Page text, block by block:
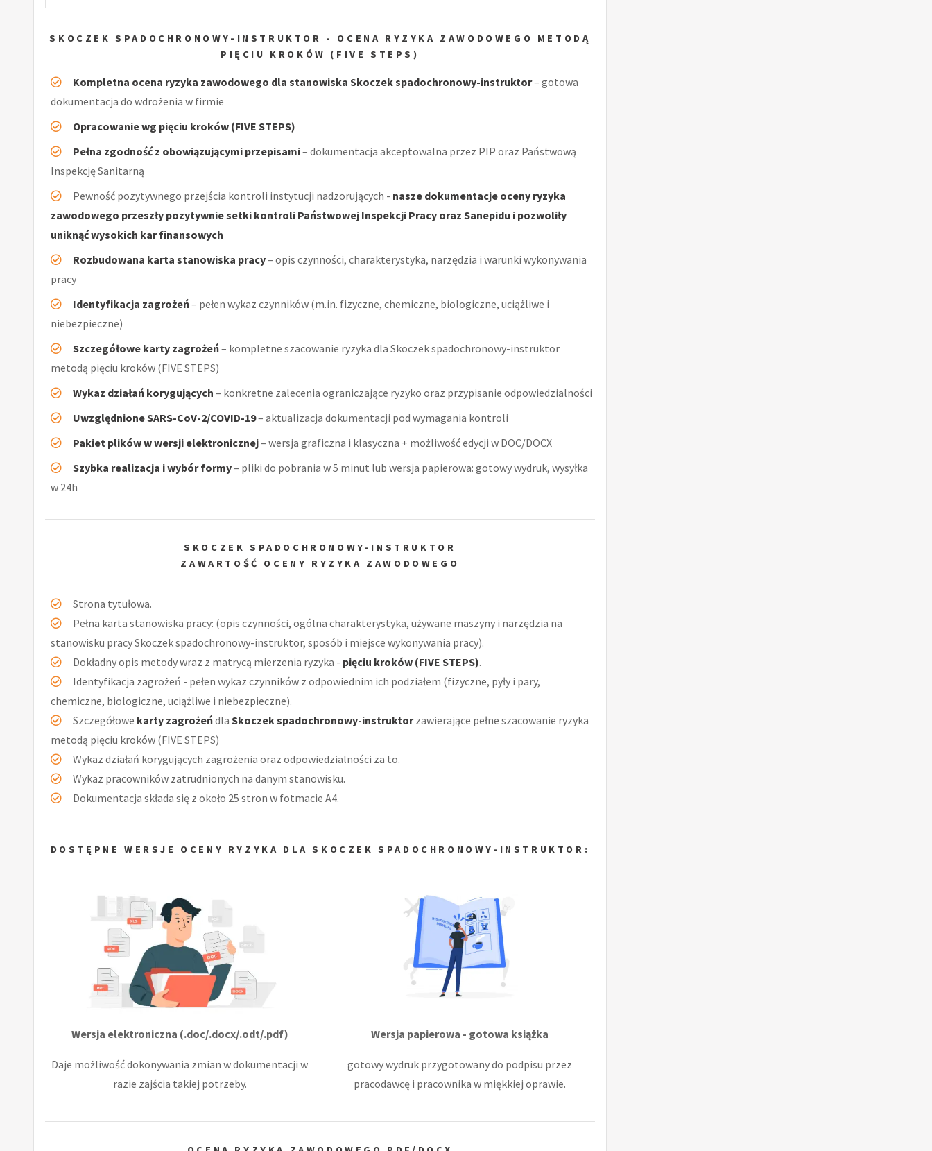
SKOCZEK SPADOCHRONOWY-INSTRUKTOR - OCENA RYZYKA ZAWODOWEGO METODĄ
PIĘCIU KROKÓW (FIVE STEPS)
Kompletna ocena ryzyka zawodowego dla stanowiska Skoczek spadochronowy-instruktor– gotowa
dokumentacja do wdrożenia w firmie
Opracowanie wg pięciu kroków (FIVE STEPS)
Pełna zgodność z obowiązującymi przepisami– dokumentacja akceptowalna przez PIP oraz Państwową
Inspekcję Sanitarną
Pewność pozytywnego przejścia kontroli instytucji nadzorujących - nasze dokumentacje oceny ryzyka
zawodowego przeszły pozytywnie setki kontroli Państwowej Inspekcji Pracy oraz Sanepidu i pozwoliły
uniknąć wysokich kar finansowych
Rozbudowana karta stanowiska pracy– opis czynności, charakterystyka, narzędzia i warunki wykonywania
pracy
Identyfikacja zagrożeń– pełen wykaz czynników (m.in. fizyczne, chemiczne, biologiczne, uciążliwe i
niebezpieczne)
Szczegółowe karty zagrożeń– kompletne szacowanie ryzyka dla Skoczek spadochronowy-instruktor
metodą pięciu kroków (FIVE STEPS)
Wykaz działań korygujących – konkretne zalecenia ograniczające ryzyko oraz przypisanie odpowiedzialności
Uwzględnione SARS-CoV-2/COVID-19– aktualizacja dokumentacji pod wymagania kontroli
Pakiet plików w wersji elektronicznej– wersja graficzna i klasyczna + możliwość edycji w DOC/DOCX
Szybka realizacja i wybór formy– pliki do pobrania w 5 minut lub wersja papierowa: gotowy wydruk, wysyłka
w 24h
SKOCZEK SPADOCHRONOWY-INSTRUKTOR
ZAWARTOŚĆ OCENY RYZYKA ZAWODOWEGO
Strona tytułowa.
Pełna karta stanowiska pracy: (opis czynności, ogólna charakterystyka, używane maszyny i narzędzia na
stanowisku pracy Skoczek spadochronowy-instruktor, sposób i miejsce wykonywania pracy).
Dokładny opis metody wraz z matrycą mierzenia ryzyka - pięciu kroków (FIVE STEPS).
Identyfikacja zagrożeń - pełen wykaz czynników z odpowiednim ich podziałem (fizyczne, pyły i pary,
chemiczne, biologiczne, uciążliwe i niebezpieczne).
Szczegółowe karty zagrożeńdla Skoczek spadochronowy-instruktorzawierające pełne szacowanie ryzyka
metodą pięciu kroków (FIVE STEPS)
Wykaz działań korygujących zagrożenia oraz odpowiedzialności za to.
Wykaz pracowników zatrudnionych na danym stanowisku.
Dokumentacja składa się z około 25 stron w fotmacie A4.
DOSTĘPNE WERSJE OCENY RYZYKA DLA SKOCZEK SPADOCHRONOWY-INSTRUKTOR:
Wersja elektroniczna (.doc/.docx/.odt/.pdf)
Daje możliwość dokonywania zmian w dokumentacji w
razie zajścia takiej potrzeby.
Wersja papierowa - gotowa książka
gotowy wydruk przygotowany do podpisu przez
pracodawcę i pracownika w miękkiej oprawie.